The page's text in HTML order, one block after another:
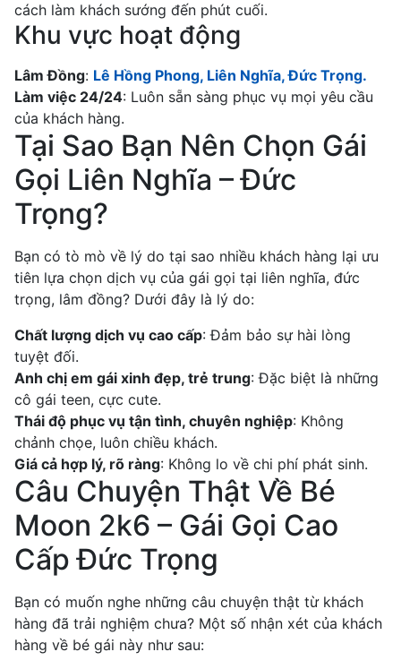
cách làm khách sướng đến phút cuối.
Khu vực hoạt động
Lâm Đồng: Lê Hồng Phong, Liên Nghĩa, Đức Trọng.
Làm việc 24/24: Luôn sẵn sàng phục vụ mọi yêu cầu
của khách hàng.
Tại Sao Bạn Nên Chọn Gái
Gọi Liên Nghĩa – Đức
Trọng?
Bạn có tò mò về lý do tại sao nhiều khách hàng lại ưu
tiên lựa chọn dịch vụ của gái gọi tại liên nghĩa, đức
trọng, lâm đồng? Dưới đây là lý do:
Chất lượng dịch vụ cao cấp: Đảm bảo sự hài lòng
tuyệt đối.
Anh chị em gái xinh đẹp, trẻ trung: Đặc biệt là những
cô gái teen, cực cute.
Thái độ phục vụ tận tình, chuyên nghiệp: Không
chảnh chọe, luôn chiều khách.
Giá cả hợp lý, rõ ràng: Không lo về chi phí phát sinh.
Câu Chuyện Thật Về Bé
Moon 2k6 – Gái Gọi Cao
Cấp Đức Trọng
Bạn có muốn nghe những câu chuyện thật từ khách
hàng đã trải nghiệm chưa? Một số nhận xét của khách
hàng về bé gái này như sau: